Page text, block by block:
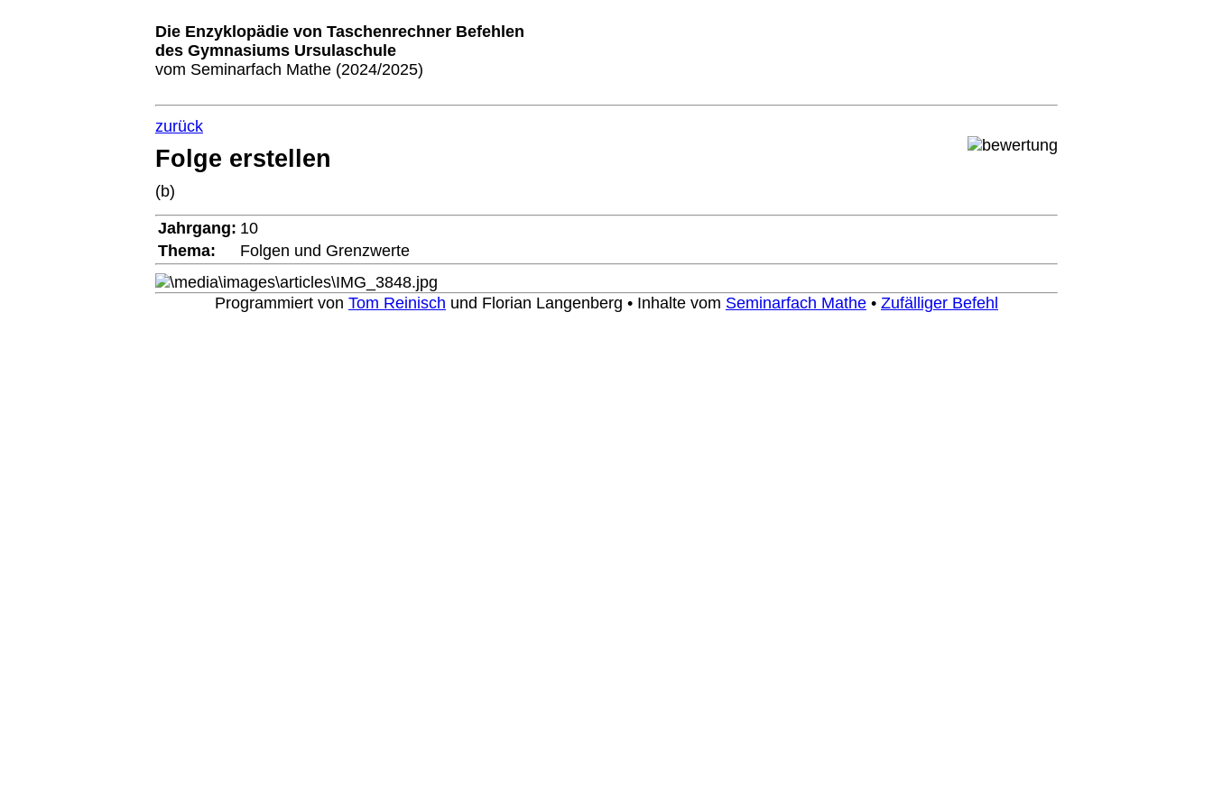
Die Enzyklopädie von Taschenrechner Befehlen
des Gymnasiums Ursulaschule
vom Seminarfach Mathe (2024/2025)
zurück
Folge erstellen
(b)
Jahrgang: 10
Thema:
Folgen und Grenzwerte
Programmiert von Tom Reinisch und Florian Langenberg • Inhalte vom Seminarfach Mathe • Zufälliger Befehl